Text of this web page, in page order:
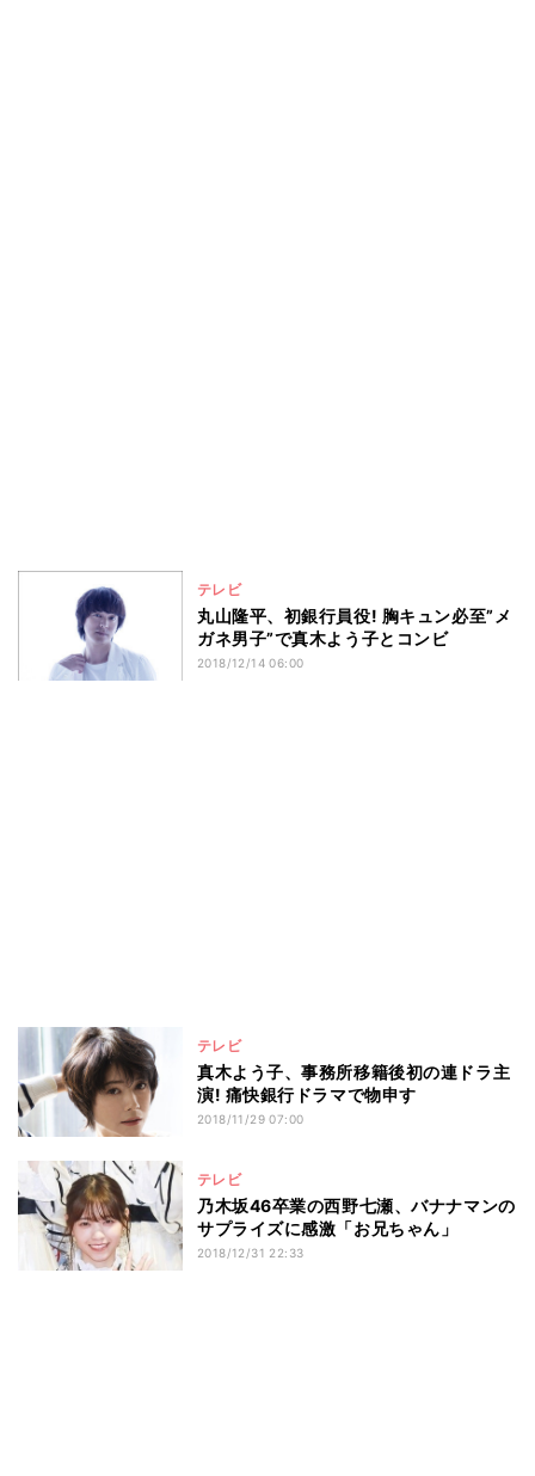
テレビ
丸山隆平、初銀行員役! 胸キュン必至”メ
ガネ男子”で真木よう子とコンビ
2018/12/14 06:00
テレビ
真木よう子、事務所移籍後初の連ドラ主
演! 痛快銀行ドラマで物申す
2018/11/29 07:00
テレビ
乃木坂46卒業の西野七瀬、バナナマンの
サプライズに感激「お兄ちゃん」
2018/12/31 22:33